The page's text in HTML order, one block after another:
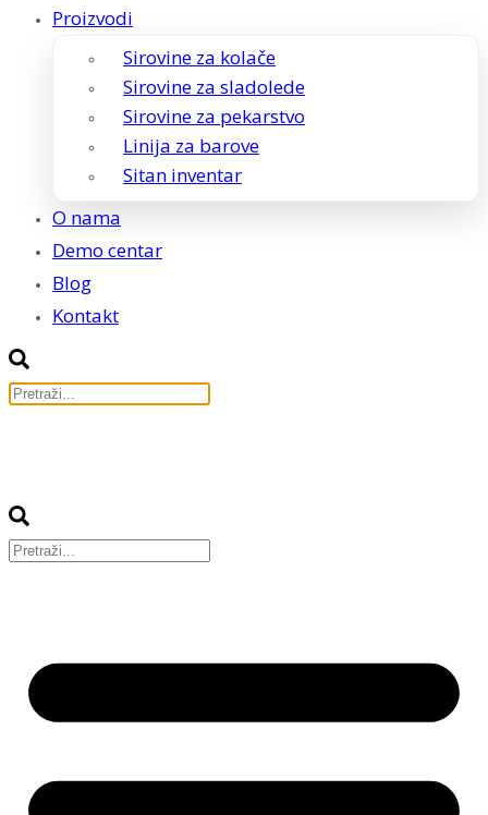
Proizvodi
Sirovine za kolače
Sirovine za sladolede
Sirovine za pekarstvo
Linija za barove
Sitan inventar
O nama
Demo centar
Blog
Kontakt